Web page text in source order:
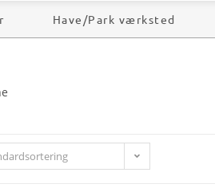
Have/Park værksted